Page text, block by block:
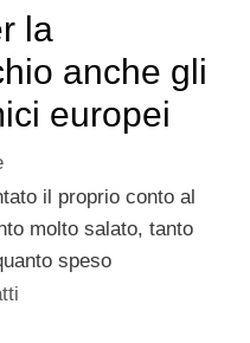
la
anche gli
europei
il proprio conto al
molto salato, tanto
speso